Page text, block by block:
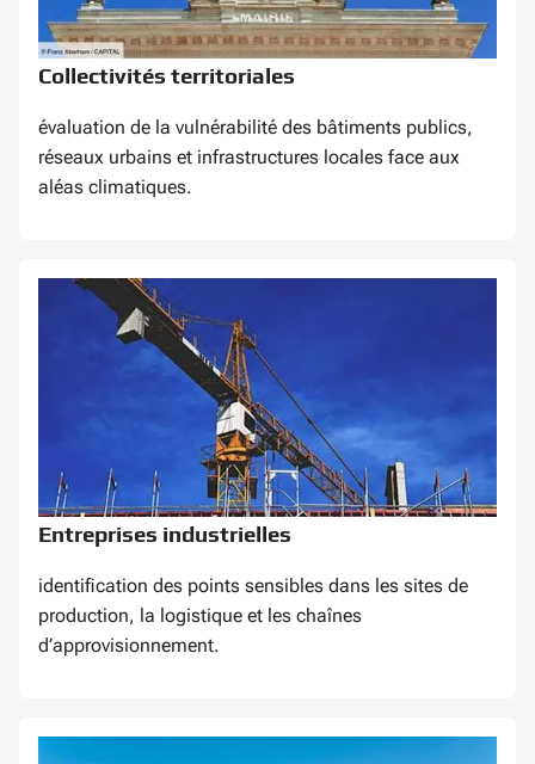
Collectivités territoriales
évaluation de la vulnérabilité des bâtiments publics,
réseaux urbains et infrastructures locales face aux
aléas climatiques.
Entreprises industrielles
identification des points sensibles dans les sites de
production, la logistique et les chaînes
d’approvisionnement.